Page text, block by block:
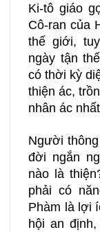
Ki-tô giáo
Cô-ran của
thế giới,
ngày tận
có thời kỳ
thiện ác,
nhân ác
Người
đời ngắn
nào là
phải có
Phàm là lợi
hội an